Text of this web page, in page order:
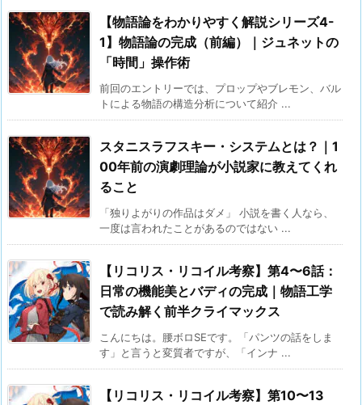
【物語論をわかりやすく解説シリーズ4-
1】物語論の完成（前編）｜ジュネットの
「時間」操作術
前回のエントリーでは、プロップやブレモン、バル
トによる物語の構造分析について紹介 ...
スタニスラフスキー・システムとは？｜1
00年前の演劇理論が小説家に教えてくれ
ること
「独りよがりの作品はダメ」 小説を書く人なら、
一度は言われたことがあるのではない ...
【リコリス・リコイル考察】第4〜6話：
日常の機能美とバディの完成｜物語工学
で読み解く前半クライマックス
こんにちは。腰ボロSEです。「パンツの話をしま
す」と言うと変質者ですが、「インナ ...
【リコリス・リコイル考察】第10〜13